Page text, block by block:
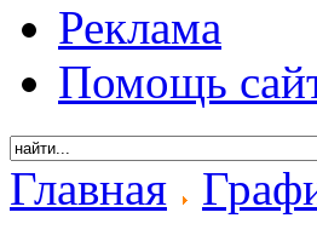
Реклама
Помощь
Главная